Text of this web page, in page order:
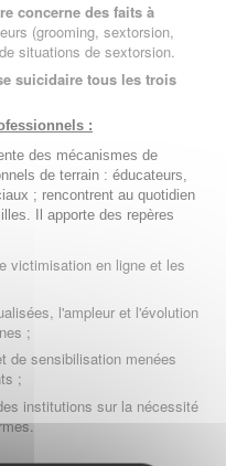
concerne des faits à
(grooming, sextorsion,
situations de sextorsion.
suicidaire tous les trois
:
des mécanismes de
de terrain : éducateurs,
; rencontrent au quotidien
Il apporte des repères
victimisation en ligne et les
l'ampleur et l'évolution
;
de sensibilisation menées
;
institutions sur la nécessité